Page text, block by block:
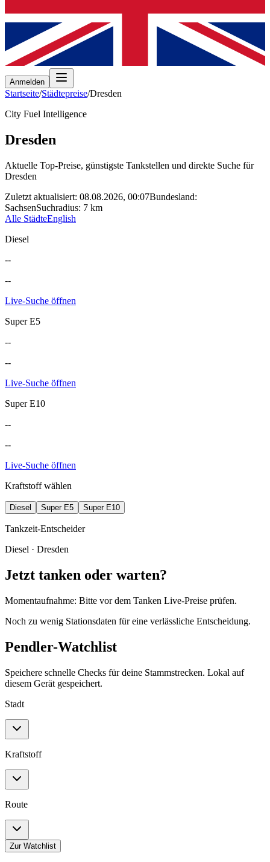
Anmelden
Startseite/Städtepreise/Dresden
City Fuel Intelligence
Dresden
Aktuelle Top-Preise, günstigste Tankstellen und direkte Suche für
Dresden
Zuletzt aktualisiert: 08.08.2026, 00:07Bundesland:
SachsenSuchradius: 7 km
Alle StädteEnglish
Diesel
--
--
Live-Suche öffnen
Super E5
--
--
Live-Suche öffnen
Super E10
--
--
Live-Suche öffnen
Kraftstoff wählen
Diesel Super E5 Super E10
Tankzeit-Entscheider
Diesel · Dresden
Jetzt tanken oder warten?
Momentaufnahme: Bitte vor dem Tanken Live-Preise prüfen.
Noch zu wenig Stationsdaten für eine verlässliche Entscheidung.
Pendler-Watchlist
Speichere schnelle Checks für deine Stammstrecken. Lokal auf
diesem Gerät gespeichert.
Stadt
Kraftstoff
Route
Zur Watchlist